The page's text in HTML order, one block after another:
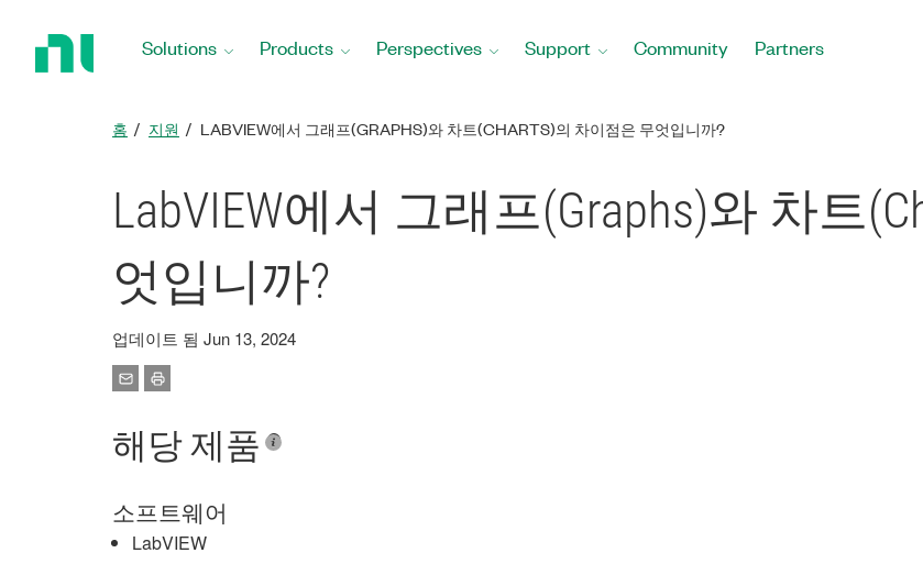
Solutions Products Perspectives Support Community Partners
홈 지원 LABVIEW에서 그래프(GRAPHS)와 차트(CHARTS)의 차이점은 무엇입니까?
LabVIEW에서 그래프(Graphs)와 차트
엇입니까?
업데이트 됨 Jun 13, 2024
해당 제품
소프트웨어
LabVIEW